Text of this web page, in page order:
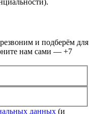
и подберём для
нам сами — +7
данных(и